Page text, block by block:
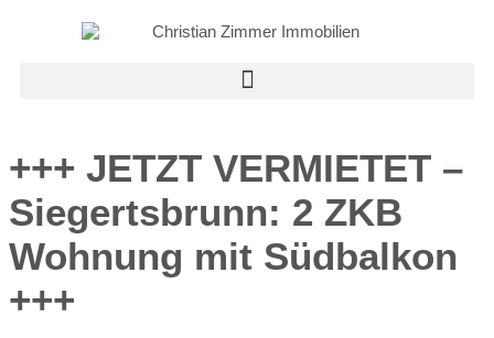
+++ JETZT VERMIETET –
Siegertsbrunn: 2 ZKB
Wohnung mit Südbalkon
+++